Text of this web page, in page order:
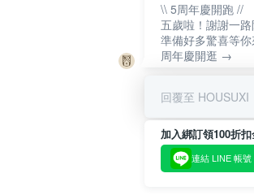
\\ 5周年慶開跑 //
五歲啦！謝謝一
準備好多驚喜等你
周年慶開逛 →
回覆至 HOUSUXI
加入綁訂領100折
連結 LINE 帳號